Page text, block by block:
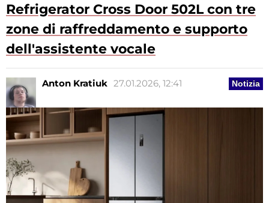
Refrigerator Cross Door 502L con tre
zone di raffreddamento e supporto
dell'assistente vocale
Notizia
Anton Kratiuk 27.01.2026, 12:41